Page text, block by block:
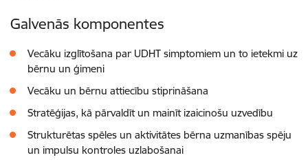
Galvenās komponentes
Vecāku izglītošana par UDHT simptomiem un to ietekmi uz
bērnu un ģimeni
Vecāku un bērnu attiecību stiprināšana
Stratēģijas, kā pārvaldīt un mainīt izaicinošu uzvedību
Strukturētas spēles un aktivitātes bērna uzmanības spēju
un impulsu kontroles uzlabošanai